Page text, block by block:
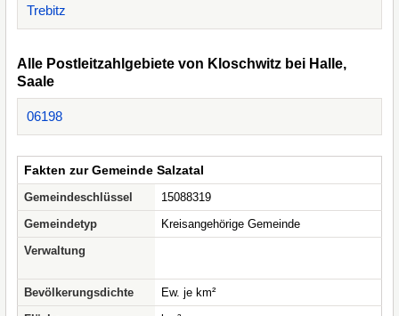
Trebitz
Alle Postleitzahlgebiete von Kloschwitz bei Halle,
Saale
06198
Fakten zur Gemeinde Salzatal
Gemeindeschlüssel
15088319
Gemeindetyp
Kreisangehörige Gemeinde
Verwaltung
Bevölkerungsdichte
Ew. je km²